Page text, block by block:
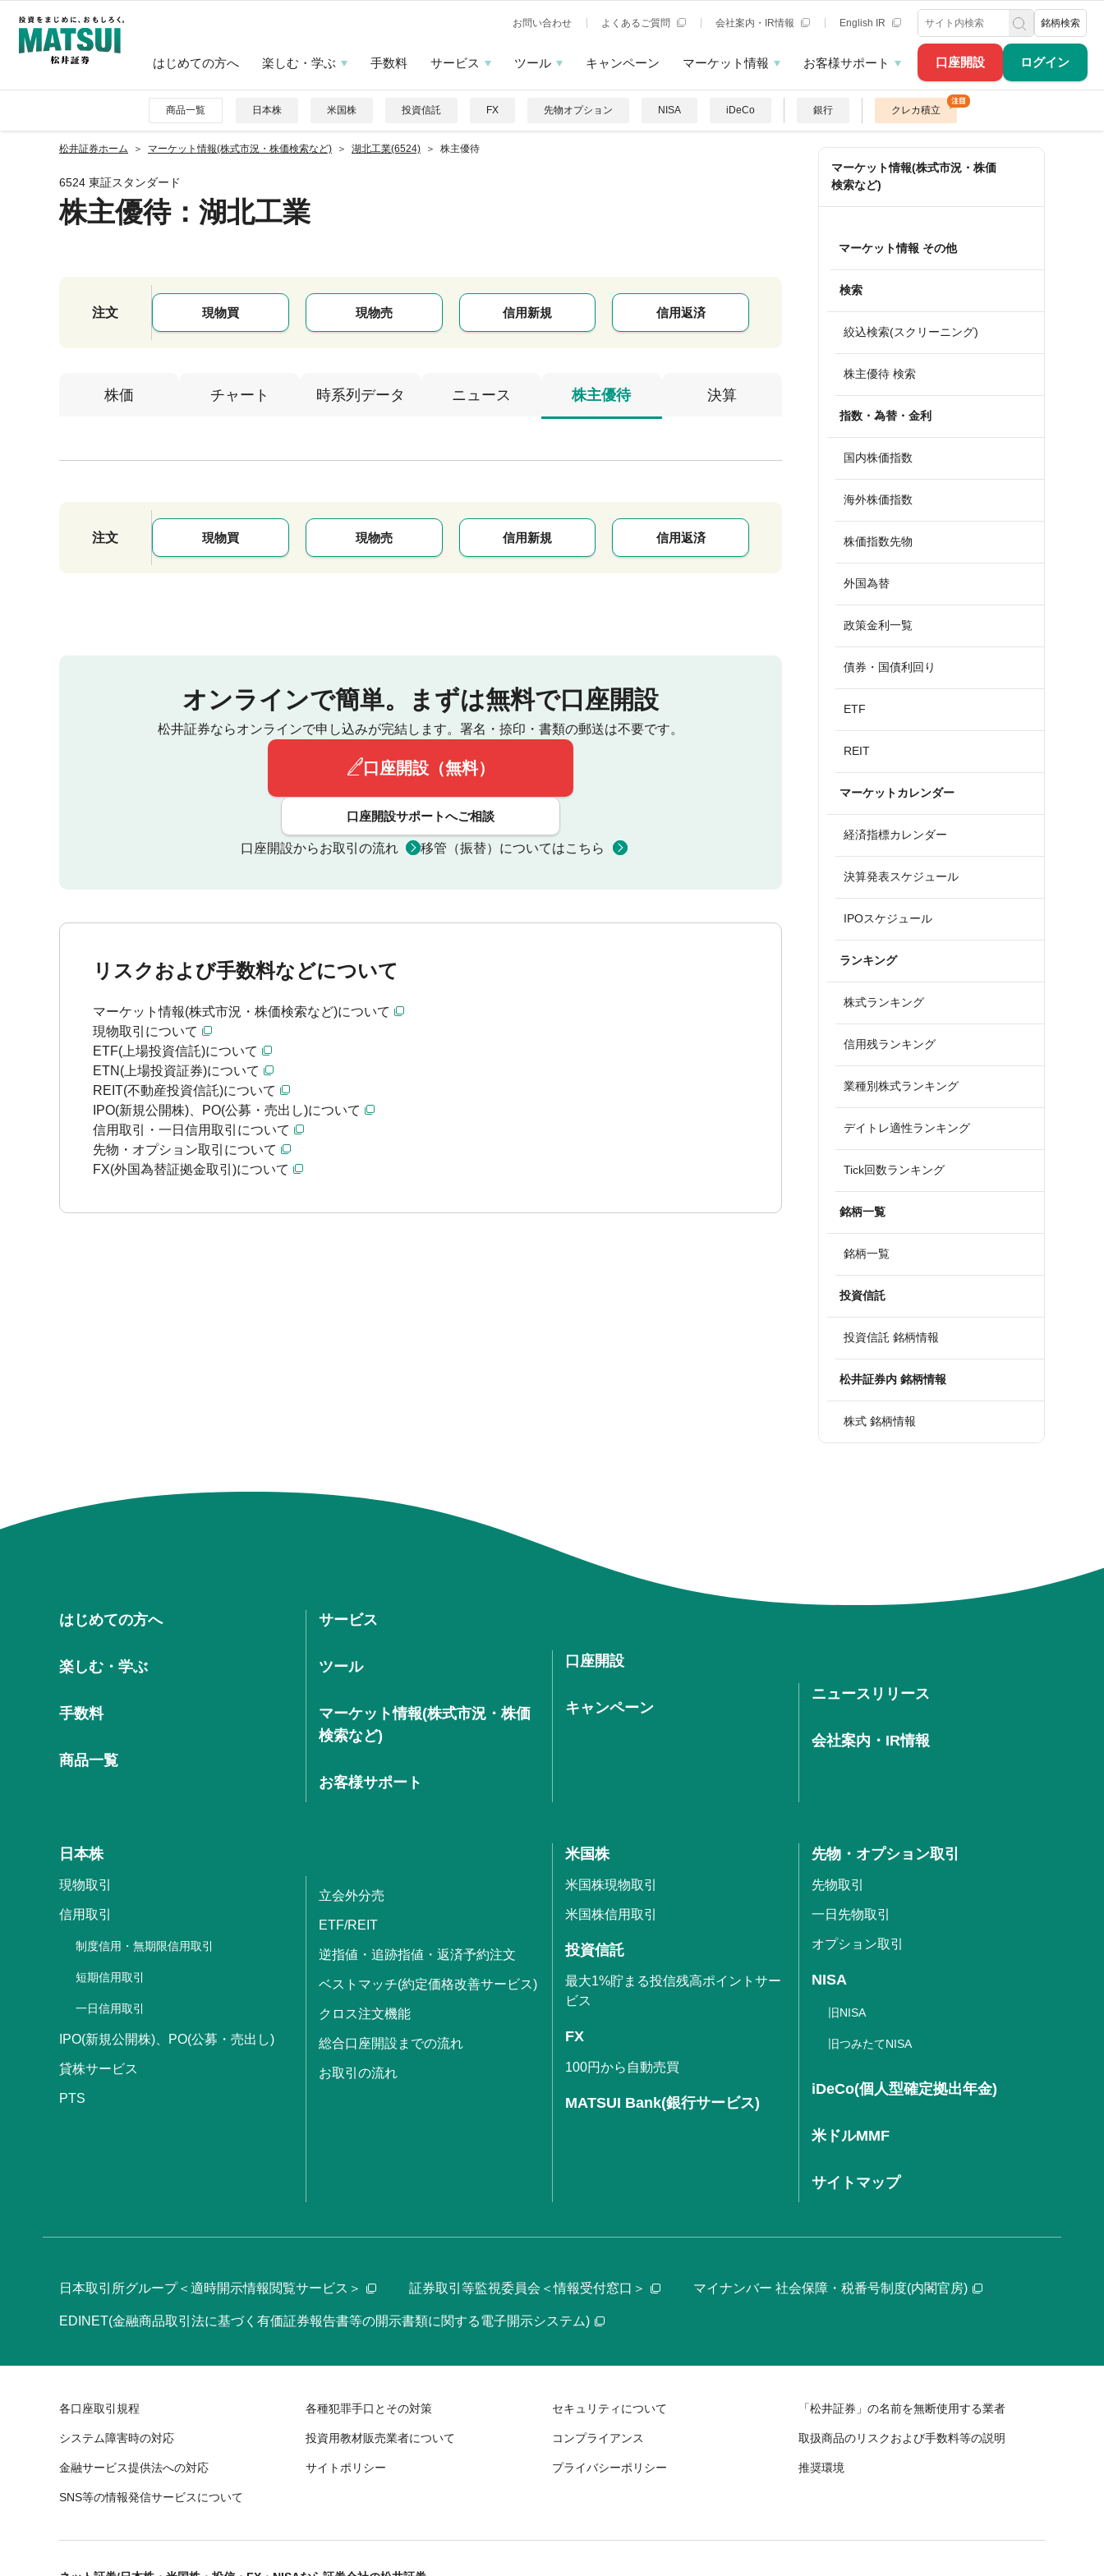
口座開設 ログイン
お問い合わせ よくあるご質問 会社案内・IR情報 English IR 銘柄検索
はじめての方へ 楽しむ・学ぶ 手数料 サービス ツール キャンペーン マーケット情報 お客様サポート
商品一覧 日本株 米国株 投資信託 FX 先物オプション NISA iDeCo 銀行 クレカ積立
松井証券ホーム マーケット情報(株式市況・株価検索など) 湖北工業(6524) 株主優待
6524 東証スタンダード
株主優待：湖北工業
注文 現物買 現物売 信用新規 信用返済
株価 チャート 時系列データ ニュース 株主優待 決算
注文 現物買 現物売 信用新規 信用返済
オンラインで簡単。 まずは無料で口座開設
松井証券ならオンラインで申し込みが完結します。 署名・捺印・書類の郵送は不要です。
口座開設（無料）
口座開設サポートへご相談
口座開設からお取引の流れ 移管（振替）についてはこちら
リスクおよび手数料などについて
マーケット情報(株式市況・株価検索など)について
現物取引について
ETF(上場投資信託)について
ETN(上場投資証券)について
REIT(不動産投資信託)について
IPO(新規公開株)、PO(公募・売出し)について
信用取引・一日信用取引について
先物・オプション取引について
FX(外国為替証拠金取引)について
マーケット情報(株式市況・株価
検索など)
マーケット情報 その他
検索
絞込検索(スクリーニング)
株主優待 検索
指数・為替・金利
国内株価指数
海外株価指数
株価指数先物
外国為替
政策金利一覧
債券・国債利回り
ETF
REIT
マーケットカレンダー
経済指標カレンダー
決算発表スケジュール
IPOスケジュール
ランキング
株式ランキング
信用残ランキング
業種別株式ランキング
デイトレ適性ランキング
Tick回数ランキング
銘柄一覧
銘柄一覧
投資信託
投資信託 銘柄情報
松井証券内 銘柄情報
株式 銘柄情報
はじめての方へ
楽しむ・学ぶ
手数料
商品一覧
サービス
ツール
マーケット情報(株式市況・株価
検索など)
お客様サポート
口座開設
キャンペーン
ニュースリリース
会社案内・IR情報
日本株
現物取引
信用取引
制度信用・無期限信用取引
短期信用取引
一日信用取引
IPO(新規公開株)、PO(公募・売出し)
貸株サービス
PTS
立会外分売
ETF/REIT
逆指値・追跡指値・返済予約注文
ベストマッチ(約定価格改善サービス)
クロス注文機能
総合口座開設までの流れ
お取引の流れ
米国株
米国株現物取引
米国株信用取引
投資信託
最大1%貯まる投信残高ポイントサー
ビス
FX
100円から自動売買
MATSUI Bank(銀行サービス)
先物・オプション取引
先物取引
一日先物取引
オプション取引
NISA
旧NISA
旧つみたてNISA
iDeCo(個人型確定拠出年金)
米ドルMMF
サイトマップ
日本取引所グループ＜適時開示情報閲覧サービス＞ 証券取引等監視委員会＜情報受付窓口＞ マイナンバー 社会保障・税番号制度(内閣官房)
EDINET(金融商品取引法に基づく有価証券報告書等の開示書類に関する電子開示システム)
各口座取引規程 各種犯罪手口とその対策 セキュリティについて 「松井証券」の名前を無断使用する業者
システム障害時の対応 投資用教材販売業者について コンプライアンス 取扱商品のリスクおよび手数料等の説明
金融サービス提供法への対応 サイトポリシー プライバシーポリシー 推奨環境
SNS等の情報発信サービスについて